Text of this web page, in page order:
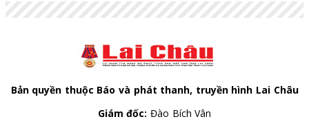
Bản quyền thuộc Báo và phát thanh, truyền hình Lai Châu
Giám đốc: Đào Bích Vân